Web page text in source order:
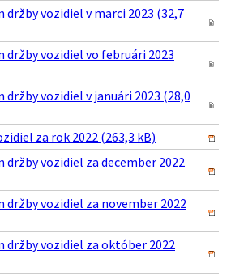
držby vozidiel v marci 2023 (32,7
držby vozidiel vo februári 2023
vozidiel v januári 2023 (28,0
za rok 2022 (263,3 kB)
držby vozidiel za december 2022
držby vozidiel za november 2022
držby vozidiel za október 2022